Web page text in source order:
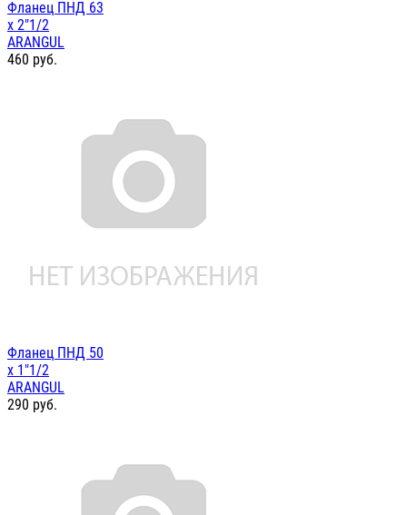
Фланец ПНД 63
х 2"1/2
ARANGUL
460 руб.
Фланец ПНД 50
х 1"1/2
ARANGUL
290 руб.